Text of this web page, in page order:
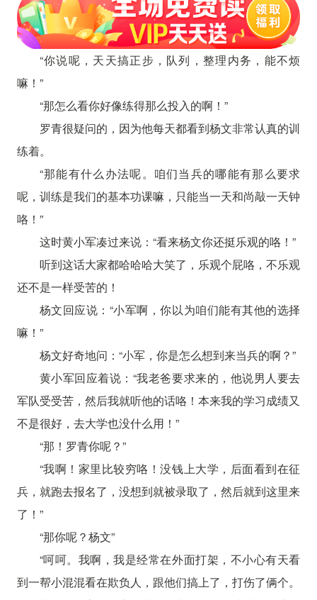
“你说呢，天天搞正步，队列，整理内务，能不烦
嘛！”
“那怎么看你好像练得那么投入的啊！”
罗青很疑问的，因为他每天都看到杨文非常认真的训
练着。
“那能有什么办法呢。咱们当兵的哪能有那么要求
呢，训练是我们的基本功课嘛，只能当一天和尚敲一天钟
咯！”
这时黄小军凑过来说：“看来杨文你还挺乐观的咯！”
听到这话大家都哈哈哈大笑了，乐观个屁咯，不乐观
还不是一样受苦的！
杨文回应说：“小军啊，你以为咱们能有其他的选择
嘛！”
杨文好奇地问：“小军，你是怎么想到来当兵的啊？”
黄小军回应着说：“我老爸要求来的，他说男人要去
军队受受苦，然后我就听他的话咯！本来我的学习成绩又
不是很好，去大学也没什么用！”
“那！罗青你呢？”
“我啊！家里比较穷咯！没钱上大学，后面看到在征
兵，就跑去报名了，没想到就被录取了，然后就到这里来
了！”
“那你呢？杨文”
“呵呵。我啊，我是经常在外面打架，不小心有天看
到一帮小混混看在欺负人，跟他们搞上了，打伤了俩个。